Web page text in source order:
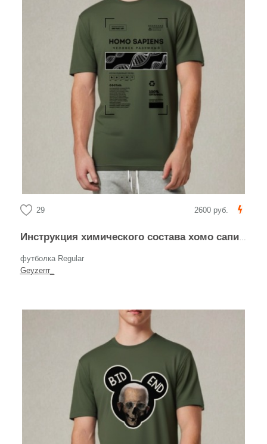
29 2600 руб.
Инструкция химического состава хомо сапиенс человек разумный этикетка
футболка Regular
Geyzerrr_